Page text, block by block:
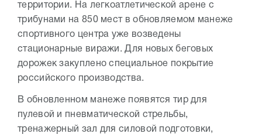
территории. На легкоатлетической арене с
трибунами на 850 мест в обновляемом манеже
спортивного центра уже возведены
стационарные виражи. Для новых беговых
дорожек закуплено специальное покрытие
российского производства.
В обновленном манеже появятся тир для
пулевой и пневматической стрельбы,
тренажерный зал для силовой подготовки,